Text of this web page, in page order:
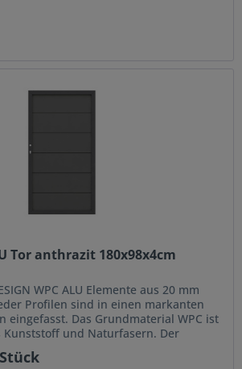
Tor anthrazit 180x98x4cm
WPC ALU Elemente aus 20 mm
Profilen sind in einen markanten
eingefasst. Das Grundmaterial WPC ist
Kunststoff und Naturfasern. Der